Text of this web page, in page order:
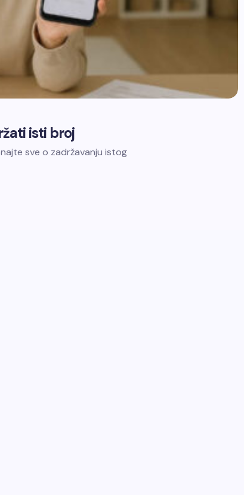
isti broj
sve o zadržavanju istog